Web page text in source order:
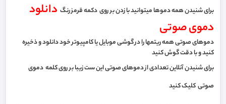
برای شنیدن همه دموها میتوانید با زدن بر روی دکمه قرمز رنگ دانلود
دموی صوتی
دموهای صوتی همه ریتمها را در گوشی موبایل یا کامپیوتر خود دانلود و ذخیره
کنید و با دقت گوش کنید
برای شنیدن آنلاین تعدادی از دموهای صوتی این ست زیبا بر روی کلمهدموی
صوتیکلیک کنید